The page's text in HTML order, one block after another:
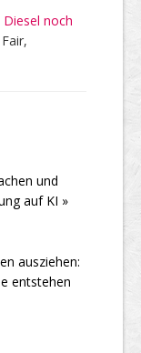
noch
und
auf KI »
ausziehen:
entstehen